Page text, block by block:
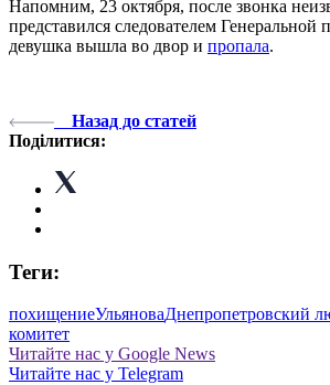
Напомним, 23 октября, после звонка
представился следователем Генеральной
девушка вышла во двор и пропала.
Назад до статей
Поділитися:
Теги:
похищениеУльяноваДнепропетровский
комитет
Читайте нас у Google News
Читайте нас у Telegram